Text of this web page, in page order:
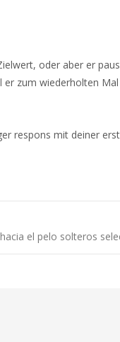
oder aber er
zum wiederholten
respons mit deiner
el pelo solteros